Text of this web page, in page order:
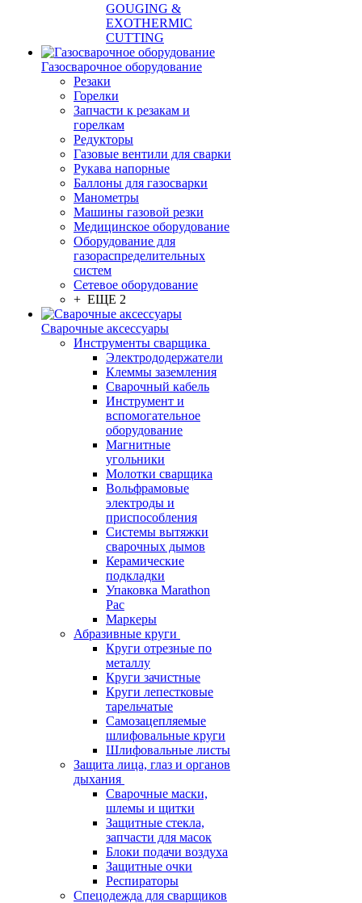
GOUGING &
EXOTHERMIC
CUTTING
Газосварочное оборудование
Резаки
Горелки
Запчасти к резакам и
горелкам
Редукторы
Газовые вентили для сварки
Рукава напорные
Баллоны для газосварки
Манометры
Машины газовой резки
Медицинское оборудование
Оборудование для
газораспределительных
систем
Сетевое оборудование
+ ЕЩЕ 2
Сварочные аксессуары
Инструменты сварщика
Электрододержатели
Клеммы заземления
Сварочный кабель
Инструмент и
вспомогательное
оборудование
Магнитные
угольники
Молотки сварщика
Вольфрамовые
электроды и
приспособления
Системы вытяжки
сварочных дымов
Керамические
подкладки
Упаковка Marathon
Pac
Маркеры
Абразивные круги
Круги отрезные по
металлу
Круги зачистные
Круги лепестковые
тарельчатые
Самозацепляемые
шлифовальные круги
Шлифовальные листы
Защита лица, глаз и органов
дыхания
Сварочные маски,
шлемы и щитки
Защитные стекла,
запчасти для масок
Блоки подачи воздуха
Защитные очки
Респираторы
Спецодежда для сварщиков